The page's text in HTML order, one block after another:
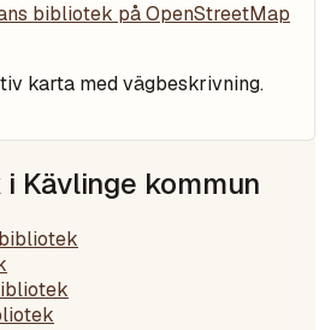
bibliotek på OpenStreetMap
karta med vägbeskrivning.
i Kävlinge kommun